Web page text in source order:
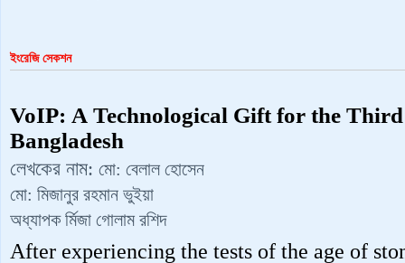
ইংরেজি সেকশন
VoIP: A Technological Gift for the
Bangladesh
লেখকের নাম: মো: বেলাল হোসেন
মো: মিজানুর রহমান ভুইয়া
অধ্যাপক র্মিজা গোলাম রশিদ
After experiencing the tests of the age of